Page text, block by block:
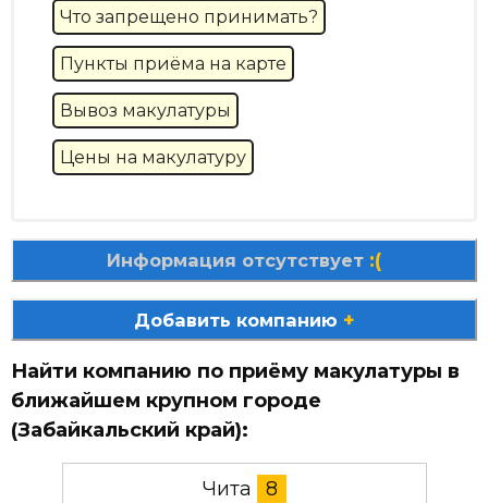
Что запрещено принимать?
Пункты приёма на карте
Вывоз макулатуры
Цены на макулатуру
Информация отсутствует :(
Добавить компанию +
Найти компанию по приёму макулатуры в
ближайшем крупном городе
(Забайкальский край):
Чита 8